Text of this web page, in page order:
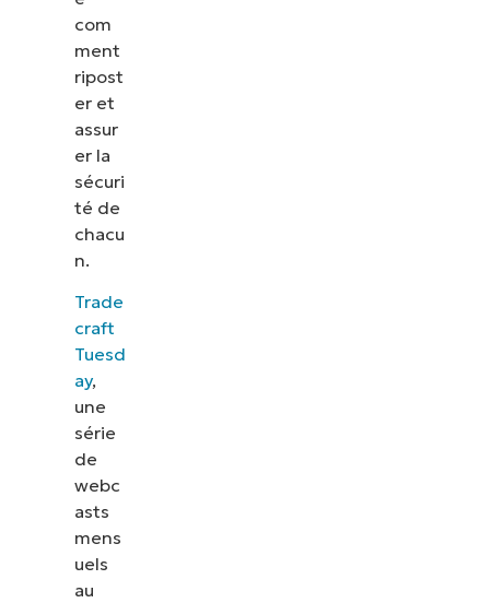
com
ment
ripost
er et
assur
er la
sécuri
té de
chacu
n.
Trade
craft
Tuesd
ay,
une
série
de
webc
asts
mens
uels
au